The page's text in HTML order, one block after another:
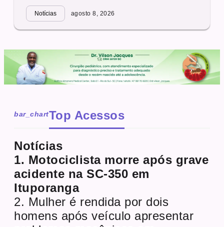
Notícias agosto 8, 2026
bar_chartTop Acessos
Notícias
1. Motociclista morre após grave
acidente na SC-350 em
Ituporanga
2. Mulher é rendida por dois
homens após veículo apresentar